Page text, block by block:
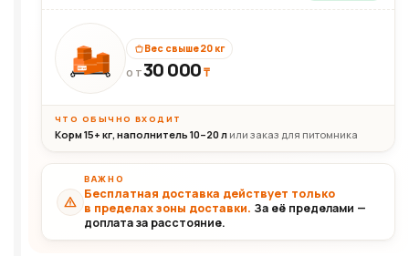
30+кг
Вес свыше 20 кг
ОТ30 000₸
ЧТО ОБЫЧНО ВХОДИТ
Корм 15+ кг, наполнитель 10–20 л или заказ для питомника
ВАЖНО
Бесплатная доставка действует только
в пределах зоны доставки. За её пределами —
доплата за расстояние.